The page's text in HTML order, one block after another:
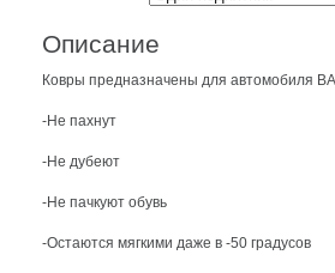
Описание
Ковры предназначены для автомобиля
-Не пахнут
-Не дубеют
-Не пачкуют обувь
-Остаются мягкими даже в -50 градусов